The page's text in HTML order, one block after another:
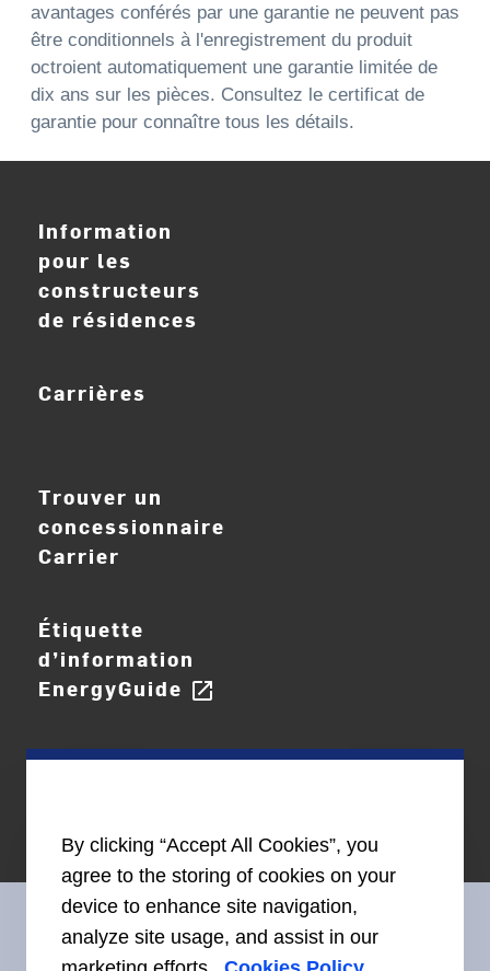
avantages conférés par une garantie ne peuvent pas
être conditionnels à l'enregistrement du produit
octroient automatiquement une garantie limitée de
dix ans sur les pièces. Consultez le certificat de
garantie pour connaître tous les détails.
Information
pour les
constructeurs
de résidences
Carrières
Trouver un
concessionnaire
Carrier
Étiquette
d’information
EnergyGuide open_in_new
Restez en contact avec nous
By clicking “Accept All Cookies”, you
agree to the storing of cookies on your
device to enhance site navigation,
analyze site usage, and assist in our